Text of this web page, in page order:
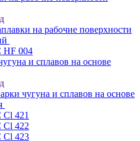
на рабочие поверхности
HF 004
и сплавов на основе
чугуна и сплавов на основе
Cl 421
Cl 422
Cl 423